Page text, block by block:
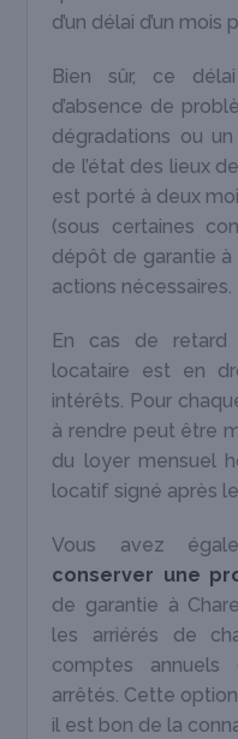
d’un délai d’un
Bien sûr, ce
d’absence de
dégradations ou
de l’état des lieux
est porté à deux
(sous certaines
dépôt de garantie à
actions nécessaires.
En cas de retard
locataire est en
intérêts. Pour
à rendre peut être
du loyer mensuel
locatif signé après
Vous avez
conserver une
de garantie à
les arriérés de
comptes
arrêtés. Cette
il est bon de la